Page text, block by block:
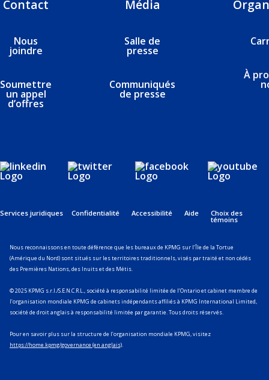
Contact
Nous
joindre
Soumettre
un appel
d’offres
Média
Salle de
presse
Communiqués
de presse
À
Services juridiques Confidentialité Accessibilité Aide Choix des
témoins
Nous reconnaissons en toute déférence que les bureaux de KPMG sur l’Île de la Tortue
(Amérique du Nord) sont situés sur les territoires traditionnels, visés par traité et non cédés
des Premières Nations, des Inuits et des Métis.
© 2025 KPMG s.r.l./S.E.N.C.R.L., société à responsabilité limitée de l’Ontario et cabinet membre de
l’organisation mondiale KPMG de cabinets indépendants affiliés à KPMG International Limited,
société de droit anglais à responsabilité limitée par garantie. Tous droits réservés.
Pour en savoir plus sur la structure de l’organisation mondiale KPMG, visitez
https://home.kpmg/governance (en anglais).